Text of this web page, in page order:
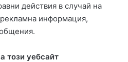
действия в случай на
информация,
този уебсайт